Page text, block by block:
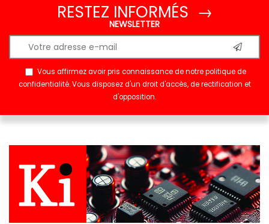
RESTEZ INFORMÉS →
NEWSLETTER
Vous affirmez avoir pris connaissance de notrepolitique de
confidentialité. Vous disposez d'un droit d'accès, de rectification et
d'opposition.